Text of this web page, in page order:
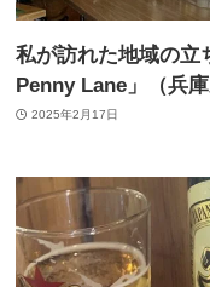
私が訪れた地域の
Penny Lane」（兵庫
2025年2月17日